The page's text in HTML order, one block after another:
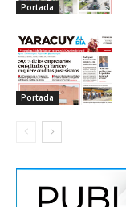
Portada
Portada